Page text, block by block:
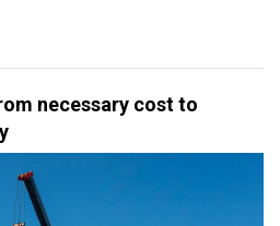
necessary cost to